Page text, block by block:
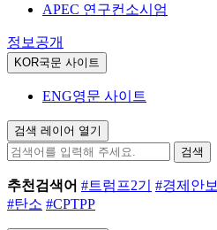
APEC 연구컨소시엄
정보공개
KOR국문 사이트
ENG영문 사이트
검색 레이어 열기
검색
추천검색어 #트럼프2기 #경제안보
#탄소 #CPTPP